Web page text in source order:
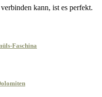
kann, ist es perfekt.
Faschina